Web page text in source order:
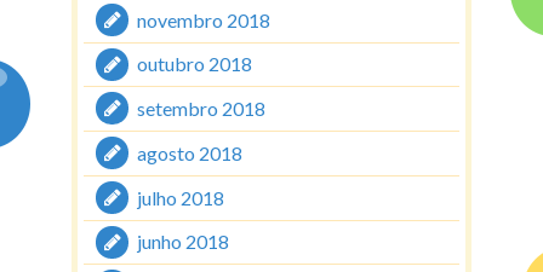
novembro 2018
outubro 2018
setembro 2018
agosto 2018
julho 2018
junho 2018